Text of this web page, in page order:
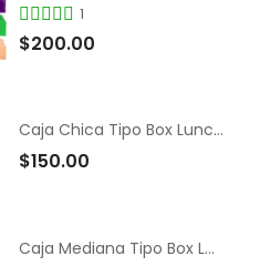
1
$200.00
Caja Chica Tipo Box Lunch Color Blanco
$150.00
Caja Mediana Tipo Box Lunch Color Blanco